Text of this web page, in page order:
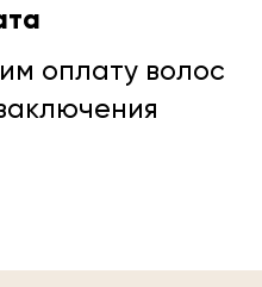
оплату волос